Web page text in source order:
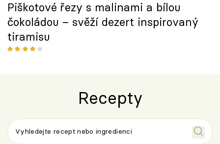
Piškotové řezy s malinami a bílou
čokoládou – svěží dezert inspirovaný
tiramisu
Recepty